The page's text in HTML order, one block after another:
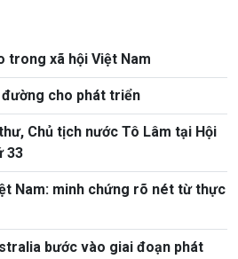
trong xã hội Việt Nam
đường cho phát triển
Chủ tịch nước Tô Lâm tại Hội
33
Nam: minh chứng rõ nét từ thực
bước vào giai đoạn phát